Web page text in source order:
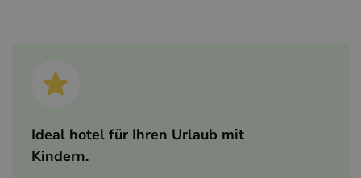
Ideal hotel für Ihren Urlaub mit
Kindern.